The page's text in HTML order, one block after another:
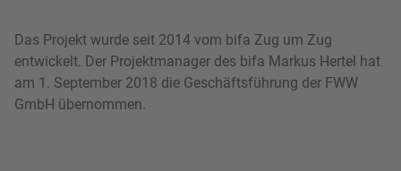
Das Projekt wurde seit 2014 vom bifa Zug um Zug
entwickelt. Der Projektmanager des bifa Markus Hertel hat
am 1. September 2018 die Geschäftsführung der FWW
GmbH übernommen.